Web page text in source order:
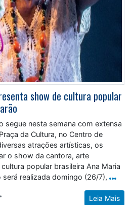
show de cultura popular
segue nesta semana com extensa
da Cultura, no Centro de
atrações artísticas, os
o show da cantora, arte
popular brasileira Ana Maria
realizada domingo (26/7),
Leia Mais